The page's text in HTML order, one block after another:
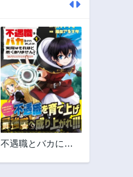
1 9
不遇職とバカにさ